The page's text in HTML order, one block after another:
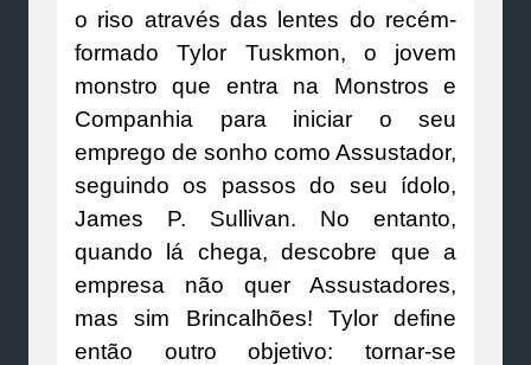
o riso através das lentes do recém-
formado Tylor Tuskmon, o jovem
monstro que entra na Monstros e
Companhia para iniciar o seu
emprego de sonho como Assustador,
seguindo os passos do seu ídolo,
James P. Sullivan. No entanto,
quando lá chega, descobre que a
empresa não quer Assustadores,
mas sim Brincalhões! Tylor define
então outro objetivo: tornar-se